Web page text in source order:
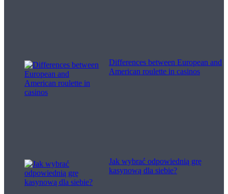
Differences between European and
American roulette in casinos
Jak wybrać odpowiednią grę
kasynową dla siebie?